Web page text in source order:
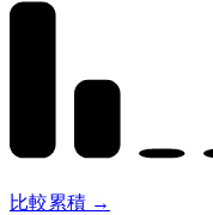
比較累積 →